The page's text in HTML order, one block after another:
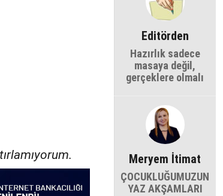
Editörden
Hazırlık sadece
masaya değil,
gerçeklere olmalı
Meryem İtimat
ÇOCUKLUĞUMUZUN
YAZ AKŞAMLARI